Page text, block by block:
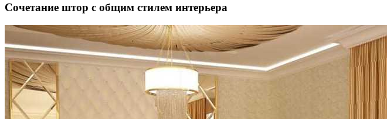
Сочетание штор с общим стилем интерьера